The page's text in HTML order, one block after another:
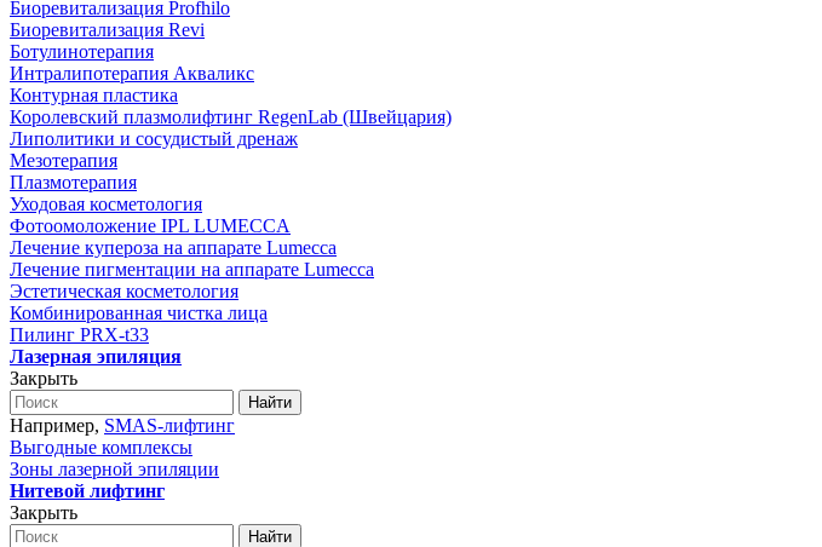
Биоревитализация Profhilo
Биоревитализация Revi
Ботулинотерапия
Интралипотерапия Акваликс
Контурная пластика
Королевский плазмолифтинг RegenLab (Швейцария)
Липолитики и сосудистый дренаж
Мезотерапия
Плазмотерапия
Уходовая косметология
Фотоомоложение IPL LUMECCA
Лечение купероза на аппарате Lumecca
Лечение пигментации на аппарате Lumecca
Эстетическая косметология
Комбинированная чистка лица
Пилинг PRX-t33
Лазерная эпиляция
Закрыть
Найти
Например, SMAS-лифтинг
Выгодные комплексы
Зоны лазерной эпиляции
Нитевой лифтинг
Закрыть
Найти